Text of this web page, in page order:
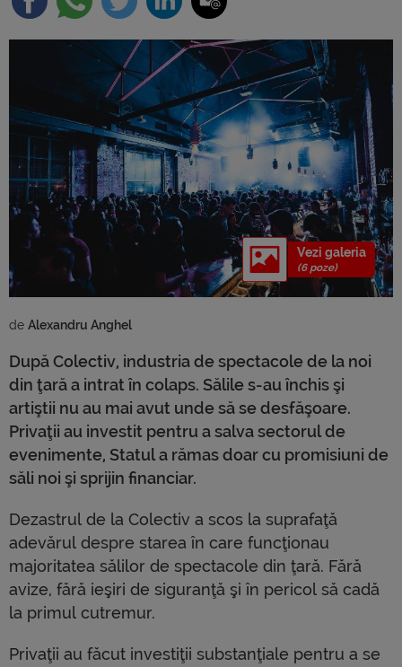
Vezi galeria
(6 poze)
de Alexandru Anghel
După Colectiv, industria de spectacole de la noi
din ţară a intrat în colaps. Sălile s-au închis şi
artiştii nu au mai avut unde să se desfăşoare.
Privaţii au investit pentru a salva sectorul de
evenimente, Statul a rămas doar cu promisiuni de
săli noi şi sprijin financiar.
Dezastrul de la Colectiv a scos la suprafaţă
adevărul despre starea în care funcţionau
majoritatea sălilor de spectacole din ţară. Fără
avize, fără ieşiri de siguranţă şi în pericol să cadă
la primul cutremur.
Privaţii au făcut investiţii substanţiale pentru a se